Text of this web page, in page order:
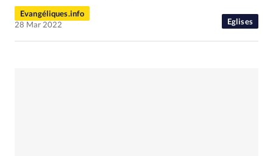
Eglises
Evangéliques.info
28 Mar 2022